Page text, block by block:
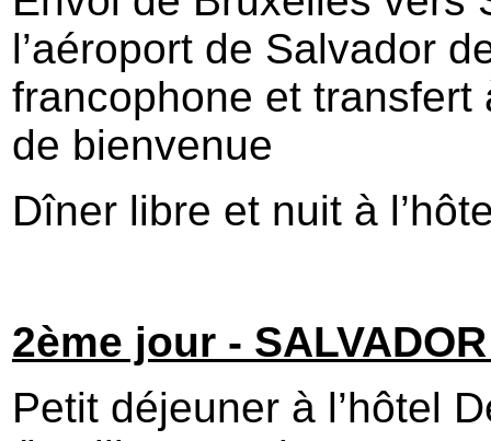
l’aéroport de Salvador
francophone et transfert
de bienvenue
Dîner libre et nuit à
2ème jour -
Petit déjeuner à l’hôtel